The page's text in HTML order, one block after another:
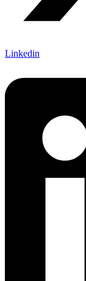
Linkedin